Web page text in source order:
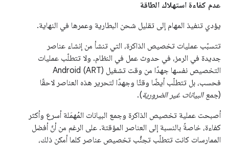
عدم كفاءة استهلاك الطاقة
يؤدي تنفيذ المهام إلى تقليل شحن البطارية وعمرها في النهاية.
تتسبّب عمليات تخصيص الذاكرة، التي تنشأ من إنشاء عناصر
جديدة في الرمز، في حدوث عمل في النظام. ولا تتطلّب عمليات
التخصيص نفسها جهدًا من وقت تشغيل Android (ART)
فحسب، بل تتطلّب أيضًا وقتًا وجهدًا لتحرير هذه العناصر لاحقًا
(جمع البيانات غير الضرورية).
أصبحت عملية تخصيص الذاكرة وجمع البيانات المُهمَلة أسرع وأكثر
كفاءة، خاصةً بالنسبة إلى العناصر المؤقتة. على الرغم من أنّ أفضل
الممارسات كانت تتطلّب تجنُّب تخصيص عناصر كلما أمكن ذلك،